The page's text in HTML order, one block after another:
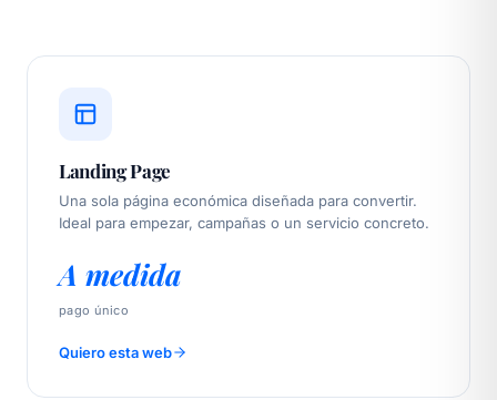
Landing Page
Una sola página económica diseñada para convertir.
Ideal para empezar, campañas o un servicio concreto.
A medida
pago único
Quiero esta web